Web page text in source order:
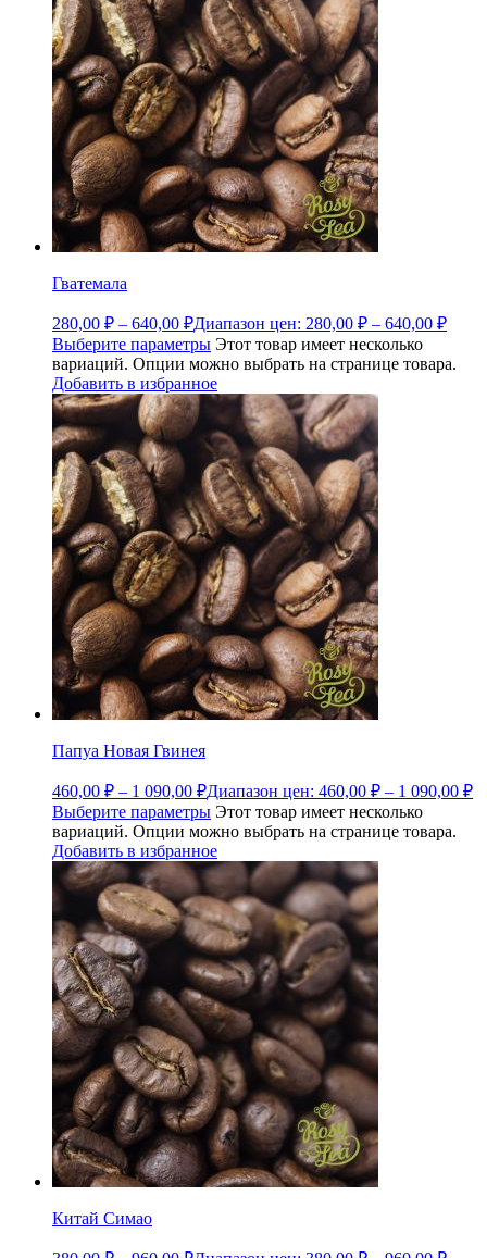
Гватемала
280,00 ₽ – 640,00 ₽Диапазон цен: 280,00 ₽ – 640,00 ₽
Выберите параметры Этот товар имеет несколько
вариаций. Опции можно выбрать на странице товара.
Добавить в избранное
Папуа Новая Гвинея
460,00 ₽ – 1 090,00 ₽Диапазон цен: 460,00 ₽ – 1 090,00 ₽
Выберите параметры Этот товар имеет несколько
вариаций. Опции можно выбрать на странице товара.
Добавить в избранное
Китай Симао